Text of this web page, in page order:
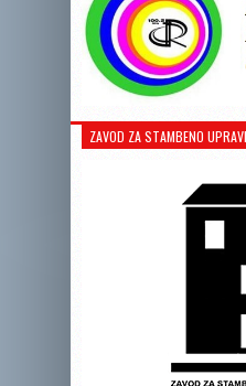
ZAVOD ZA STAMBENO